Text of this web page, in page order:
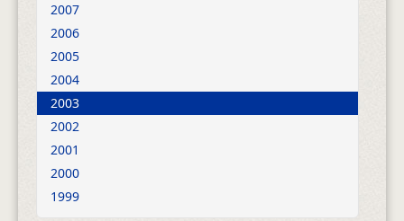
2007
2006
2005
2004
2003
2002
2001
2000
1999